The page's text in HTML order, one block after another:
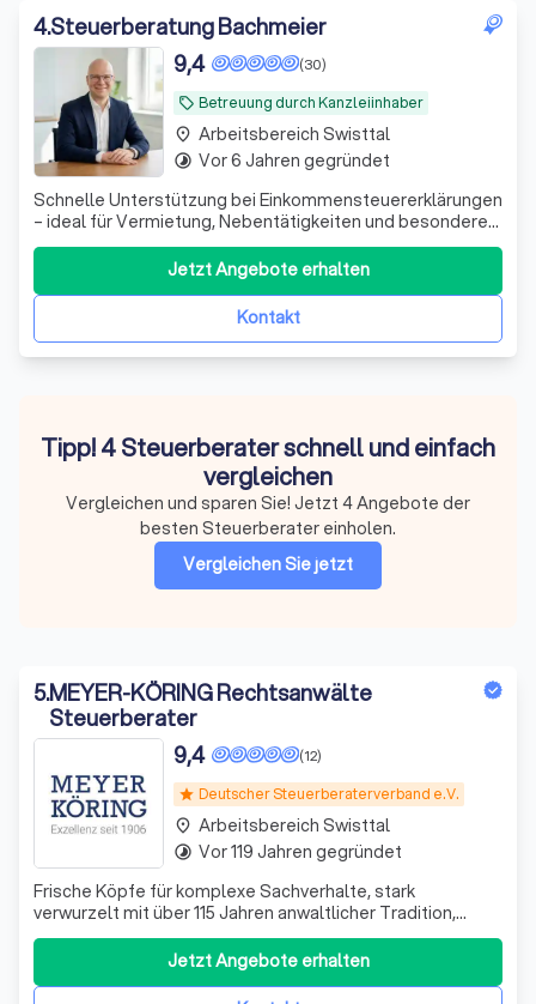
4.Steuerberatung Bachmeier
local_offer Betreuung durch Kanzleiinhaber
(30)
9,4
Schnelle Unterstützung bei Einkommensteuererklärungen
– ideal für Vermietung, Nebentätigkeiten und besondere
private Situationen. Persönlich und unkompliziert.
Kontakt
Jetzt Angebote erhalten
place Arbeitsbereich Swisttal
timelapse Vor 6 Jahren gegründet
Tipp! 4 Steuerberater schnell und einfach
vergleichen
Vergleichen und sparen Sie! Jetzt 4 Angebote der
besten Steuerberater einholen.
Vergleichen Sie jetzt
5.MEYER-KÖRING Rechtsanwälte
Steuerberater
star Deutscher Steuerberaterverband e.V.
(12)
9,4
Frische Köpfe für komplexe Sachverhalte, stark
verwurzelt mit über 115 Jahren anwaltlicher Tradition,
immer mit Leidenschaft für die juristische Arbeit: Das ist
die DNA von MEYER-KÖRING.Jetzt Angebote erhalten
place Arbeitsbereich Swisttal
timelapse Vor 119 Jahren gegründet